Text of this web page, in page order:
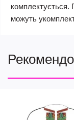
комплектується.
можуть